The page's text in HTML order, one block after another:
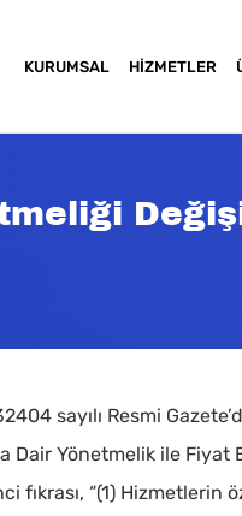
KURUMSAL HIZMETLER
sayılı Resmi
Dair Yönetmelik ile
fıkrası, “(1)